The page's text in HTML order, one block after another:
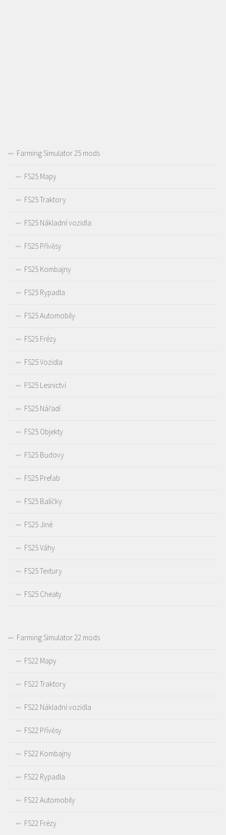
Farming Simulator 25 mods
FS25 Mapy
FS25 Traktory
FS25 Nákladní vozidla
FS25 Přívěsy
FS25 Kombajny
FS25 Rypadla
FS25 Automobily
FS25 Frézy
FS25 Vozidla
FS25 Lesnictví
FS25 Nářadí
FS25 Objekty
FS25 Budovy
FS25 Prefab
FS25 Balíčky
FS25 Jiné
FS25 Váhy
FS25 Textury
FS25 Cheaty
Farming Simulator 22 mods
FS22 Mapy
FS22 Traktory
FS22 Nákladní vozidla
FS22 Přívěsy
FS22 Kombajny
FS22 Rypadla
FS22 Automobily
FS22 Frézy